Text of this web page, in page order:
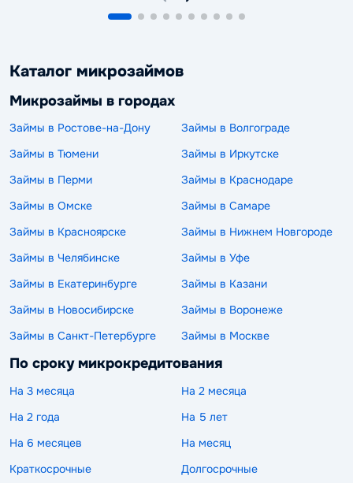
Каталог микрозаймов
Микрозаймы в городах
Займы в Ростове-на-Дону
Займы в Волгограде
Займы в Тюмени
Займы в Иркутске
Займы в Перми
Займы в Краснодаре
Займы в Омске
Займы в Самаре
Займы в Красноярске
Займы в Нижнем Новгороде
Займы в Челябинске
Займы в Уфе
Займы в Екатеринбурге
Займы в Казани
Займы в Новосибирске
Займы в Воронеже
Займы в Санкт-Петербурге
Займы в Москве
По сроку микрокредитования
На 3 месяца
На 2 месяца
На 2 года
На 5 лет
На 6 месяцев
На месяц
Краткосрочные
Долгосрочные